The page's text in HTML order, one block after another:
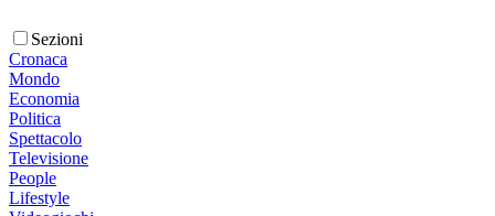
Sezioni
Cronaca
Mondo
Economia
Politica
Spettacolo
Televisione
People
Lifestyle